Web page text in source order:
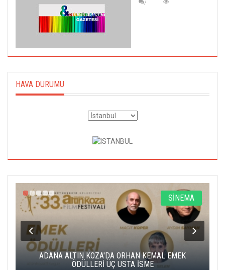
HAVA DURUMU
SİNEMA
ADANA ALTIN KOZA'DA ORHAN KEMAL EMEK
ÖDÜLLERİ ÜÇ USTA İSME